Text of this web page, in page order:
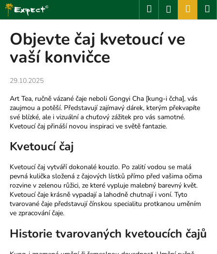
Přejít
obsah
HledatPřihlášení
Objevte čaj kvetoucí ve
vaší konvičce
29.10.2025
Art Tea, ručně vázané čaje neboli Gongyi Cha [kung-i čcha], vás
zaujmou a potěší. Představují zajímavý dárek, kterým překvapíte
své blízké, ale i vizuální a chuťový zážitek pro vás samotné.
Kvetoucí čaj přináší novou inspiraci ve světě fantazie.
Kvetoucí čaj
Kvetoucí čaj vytváří dokonalé kouzlo. Po zalití vodou se malá
pevná kulička složená z čajových lístků přímo před vašima očima
rozvine v zelenou růžici, ze které vypluje malebný barevný květ.
Kvetoucí čaje krásně vypadají a lahodně chutnají i voní. Tyto
tvarované čaje představují čínskou specialitu protkanou uměním
ve zpracování čaje.
Historie tvarovaných kvetoucích čajů
K
o
C
o
p
t
ř
e
b
u
j
e
t
e
n
a
j